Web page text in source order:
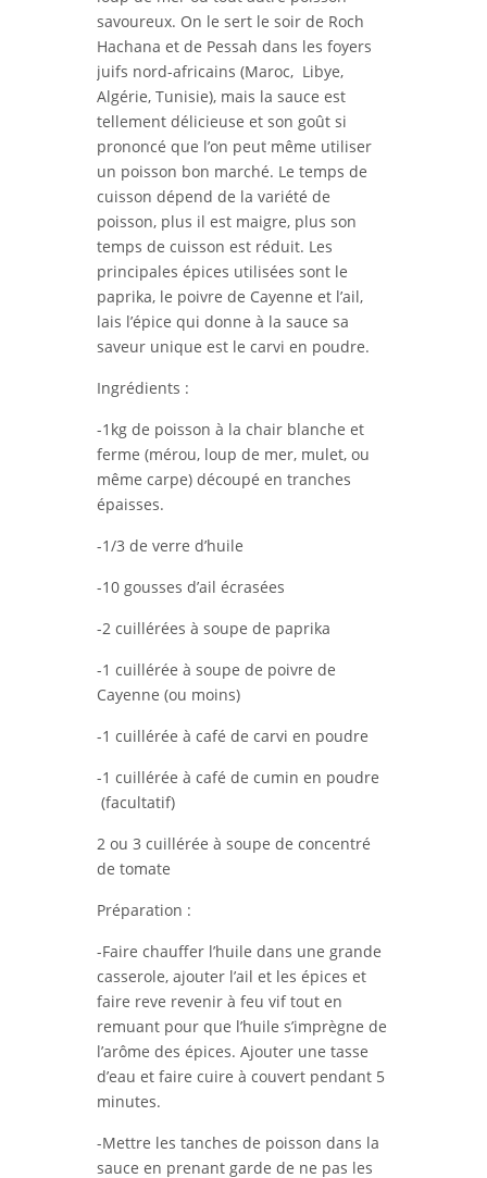
savoureux. On le sert le soir de Roch
Hachana et de Pessah dans les foyers
juifs nord-africains (Maroc, Libye,
Algérie, Tunisie), mais la sauce est
tellement délicieuse et son goût si
prononcé que l’on peut même utiliser
un poisson bon marché. Le temps de
cuisson dépend de la variété de
poisson, plus il est maigre, plus son
temps de cuisson est réduit. Les
principales épices utilisées sont le
paprika, le poivre de Cayenne et l’ail,
lais l’épice qui donne à la sauce sa
saveur unique est le carvi en poudre.
Ingrédients :
-1kg de poisson à la chair blanche et
ferme (mérou, loup de mer, mulet, ou
même carpe) découpé en tranches
épaisses.
-1/3 de verre d’huile
-10 gousses d’ail écrasées
-2 cuillérées à soupe de paprika
-1 cuillérée à soupe de poivre de
Cayenne (ou moins)
-1 cuillérée à café de carvi en poudre
-1 cuillérée à café de cumin en poudre
(facultatif)
2 ou 3 cuillérée à soupe de concentré
de tomate
Préparation :
-Faire chauffer l’huile dans une grande
casserole, ajouter l’ail et les épices et
faire reve revenir à feu vif tout en
remuant pour que l’huile s’imprègne de
l’arôme des épices. Ajouter une tasse
d’eau et faire cuire à couvert pendant 5
minutes.
-Mettre les tanches de poisson dans la
sauce en prenant garde de ne pas les